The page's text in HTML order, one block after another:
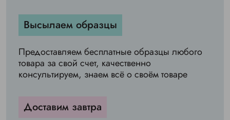
Высылаем образцы
Предоставляем бесплатные образцы любого
товара за свой счет, качественно
консультируем, знаем всё о своём товаре
Доставим завтра